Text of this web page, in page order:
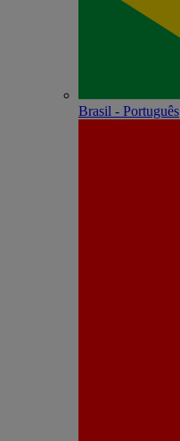
Brasil - Português